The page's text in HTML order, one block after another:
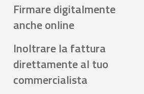
Firmare digitalmente
anche online
Inoltrare la fattura
direttamente al tuo
commercialista